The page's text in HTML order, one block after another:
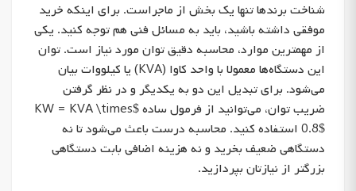
شناخت برندها تنها یک بخش از ماجراست. برای اینکه خرید
موفقی داشته باشید، باید به مسائل فنی هم توجه کنید. یکی
از مهمترین موارد، محاسبه دقیق توان مورد نیاز است. توان
این دستگاه‌ها معمولا با واحد کاوا (KVA) یا کیلووات بیان
می‌شود. برای تبدیل این دو به یکدیگر و در نظر گرفتن
ضریب توان، می‌توانید از فرمول ساده $KW = KVA \times
0.8$ استفاده کنید. محاسبه درست باعث می‌شود تا نه
دستگاهی ضعیف بخرید و نه هزینه اضافی بابت دستگاهی
بزرگتر از نیازتان بپردازید.